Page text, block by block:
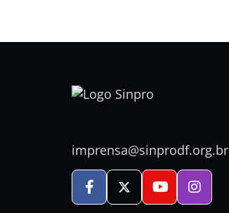
imprensa@sinprodf.org.br